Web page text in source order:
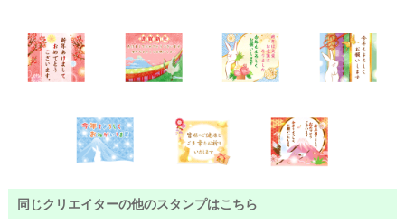
同じクリエイターの他のスタンプはこちら